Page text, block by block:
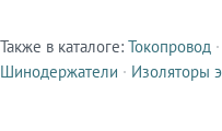
Смежные
Также в каталоге: Токопровод ·
Шинодержатели · Изоляторы